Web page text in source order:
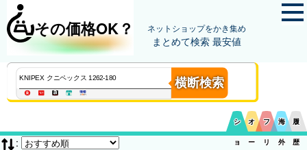
その価格OK？ ネットショップをかき集め
まとめて検索 最安値
横断検索
シ
ョ
オ
ー
フ
リ
海
外
履
歴
: